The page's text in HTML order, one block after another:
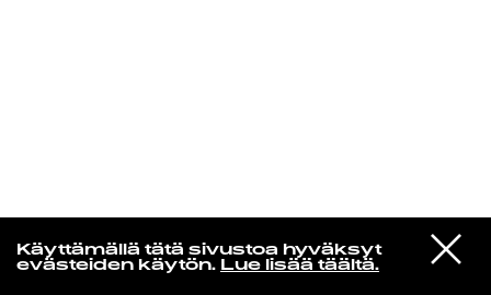
Käyttämällä tätä sivustoa hyväksyt
evästeiden käytön. Lue lisää täältä.
VIESTI
STUDIOON
Rakkaudesta